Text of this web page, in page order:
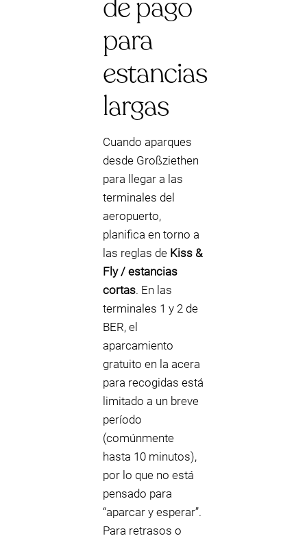
de pago
para
estancias
largas
Cuando aparques
desde Großziethen
para llegar a las
terminales del
aeropuerto,
planifica en torno a
las reglas de Kiss &
Fly / estancias
cortas. En las
terminales 1 y 2 de
BER, el
aparcamiento
gratuito en la acera
para recogidas está
limitado a un breve
período
(comúnmente
hasta 10 minutos),
por lo que no está
pensado para
“aparcar y esperar”.
Para retrasos o